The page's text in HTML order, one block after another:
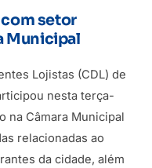
setor
Municipal
Lojistas (CDL) de
nesta terça-
na Câmara Municipal
relacionadas ao
da cidade, além